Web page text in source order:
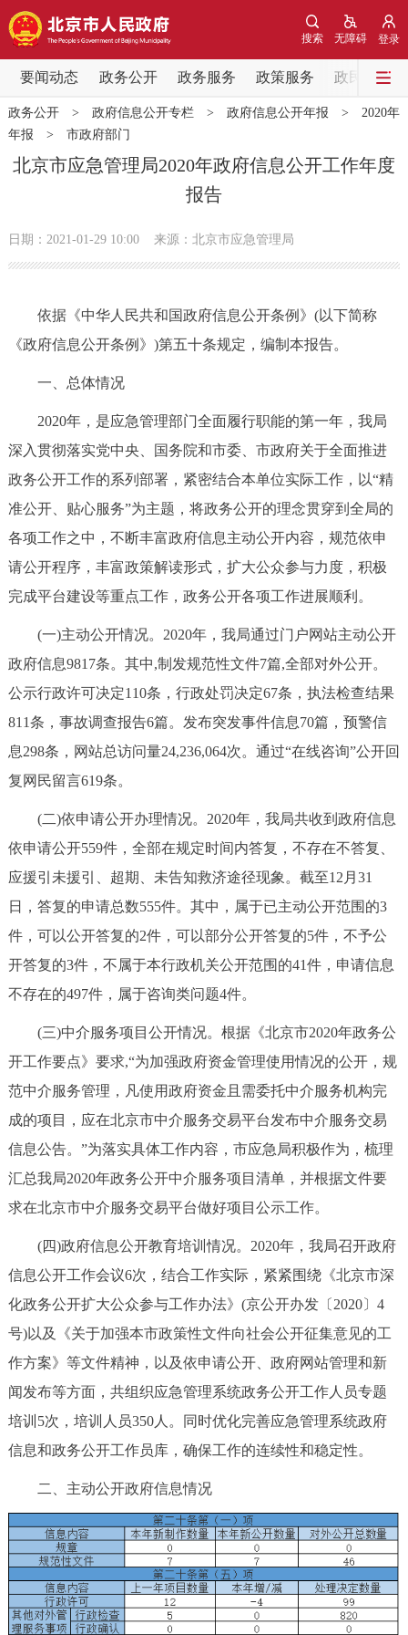
登录
无障碍
搜索
要闻动态 政务公开 政务服务 政策服务 政民互动
要闻动态
党中央精神 国务院信息 中央部委动态
北京要闻 会议信息 部门动态
市领导 机构职能 政策服务
政策兑现
决策公开 专题公开
政务服务
便民服务 利企服务 投资项目
中介服务 阳光政务
12345网上接诉即办 我要咨询 我要建议
参与调查
走进北京
北京概况 十六区概览 人文北京
绿色北京 图说北京 视频北京
多语种
DEUTSCH
ESPAÑOL العربية PORTUGUÊS
ITALIANO
回到顶部
政务公开> 政府信息公开专栏> 政府信息公开年报 > 2020年
年报 > 市政府部门
北京市应急管理局2020年政府信息公开工作年度
报告
日期：2021-01-29 10:00 来源：北京市应急管理局
依据《中华人民共和国政府信息公开条例》(以下简称
《政府信息公开条例》)第五十条规定，编制本报告。
一、总体情况
2020年，是应急管理部门全面履行职能的第一年，我局
深入贯彻落实党中央、国务院和市委、市政府关于全面推进
政务公开工作的系列部署，紧密结合本单位实际工作，以“精
准公开、贴心服务”为主题，将政务公开的理念贯穿到全局的
各项工作之中，不断丰富政府信息主动公开内容，规范依申
请公开程序，丰富政策解读形式，扩大公众参与力度，积极
完成平台建设等重点工作，政务公开各项工作进展顺利。
(一)主动公开情况。2020年，我局通过门户网站主动公开
政府信息9817条。其中,制发规范性文件7篇,全部对外公开。
公示行政许可决定110条，行政处罚决定67条，执法检查结果
811条，事故调查报告6篇。发布突发事件信息70篇，预警信
息298条，网站总访问量24,236,064次。通过“在线咨询”公开回
复网民留言619条。
(二)依申请公开办理情况。2020年，我局共收到政府信息
依申请公开559件，全部在规定时间内答复，不存在不答复、
应援引未援引、超期、未告知救济途径现象。截至12月31
日，答复的申请总数555件。其中，属于已主动公开范围的3
件，可以公开答复的2件，可以部分公开答复的5件，不予公
开答复的3件，不属于本行政机关公开范围的41件，申请信息
不存在的497件，属于咨询类问题4件。
(三)中介服务项目公开情况。根据《北京市2020年政务公
开工作要点》要求,“为加强政府资金管理使用情况的公开，规
范中介服务管理，凡使用政府资金且需委托中介服务机构完
成的项目，应在北京市中介服务交易平台发布中介服务交易
信息公告。”为落实具体工作内容，市应急局积极作为，梳理
汇总我局2020年政务公开中介服务项目清单，并根据文件要
求在北京市中介服务交易平台做好项目公示工作。
(四)政府信息公开教育培训情况。2020年，我局召开政府
信息公开工作会议6次，结合工作实际，紧紧围绕《北京市深
化政务公开扩大公众参与工作办法》(京公开办发〔2020〕4
号)以及《关于加强本市政策性文件向社会公开征集意见的工
作方案》等文件精神，以及依申请公开、政府网站管理和新
闻发布等方面，共组织应急管理系统政务公开工作人员专题
培训5次，培训人员350人。同时优化完善应急管理系统政府
信息和政务公开工作员库，确保工作的连续性和稳定性。
二、主动公开政府信息情况